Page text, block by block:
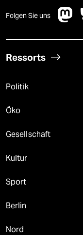
Folgen Sie uns
Ressorts
Politik
Öko
Gesellschaft
Kultur
Sport
Berlin
Nord